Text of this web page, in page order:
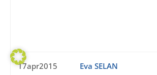
17apr2015 Eva SELAN